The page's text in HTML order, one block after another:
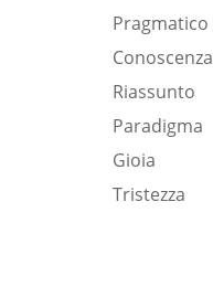
Pragmatico
Conoscenza
Riassunto
Paradigma
Gioia
Tristezza